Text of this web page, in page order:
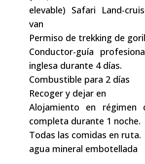
elevable) Safari Land-
van
Permiso de trekking de
Conductor-guía
inglesa durante 4 días.
Combustible para 2 días
Recoger y dejar en
Alojamiento en régimen
completa durante 1 noche.
Todas las comidas en ruta.
agua mineral embotellada